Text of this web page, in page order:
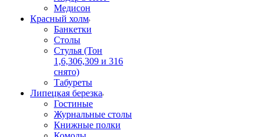
Медисон
Красный холм
Банкетки
Столы
Стулья (Тон
1,6,306,309 и 316
снято)
Табуреты
Липецкая березка
Гостиные
Журнальные столы
Книжные полки